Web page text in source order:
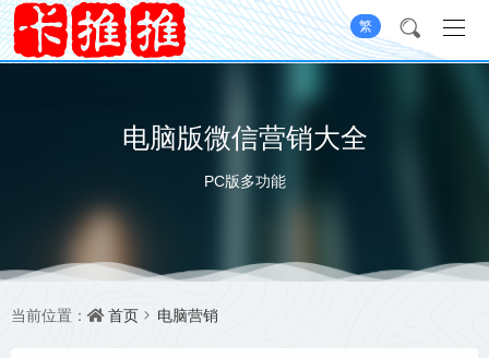
繁
电脑版微信营销大全
PC版多功能
当前位置： 首页 电脑营销